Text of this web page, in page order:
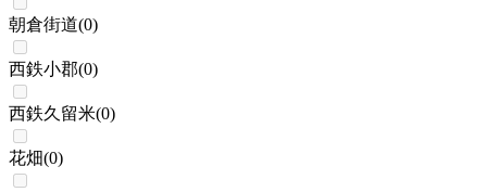
朝倉街道(0)
西鉄小郡(0)
西鉄久留米(0)
花畑(0)